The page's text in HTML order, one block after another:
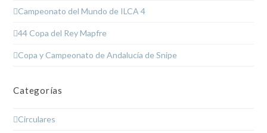
Campeonato del Mundo de ILCA 4
44 Copa del Rey Mapfre
Copa y Campeonato de Andalucía de Snipe
Categorías
Circulares